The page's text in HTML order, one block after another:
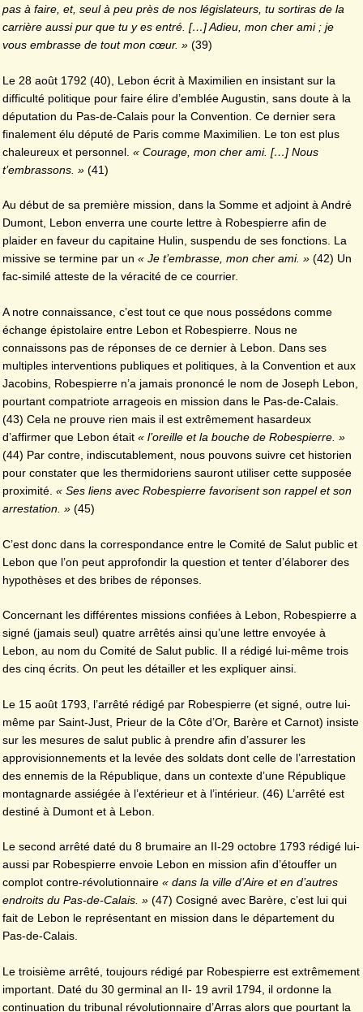
pas à faire, et, seul à peu près de nos législateurs, tu sortiras de la
carrière aussi pur que tu y es entré. […] Adieu, mon cher ami ; je
vous embrasse de tout mon cœur. » (39)
Le 28 août 1792 (40), Lebon écrit à Maximilien en insistant sur la
difficulté politique pour faire élire d’emblée Augustin, sans doute à la
députation du Pas-de-Calais pour la Convention. Ce dernier sera
finalement élu député de Paris comme Maximilien. Le ton est plus
chaleureux et personnel. « Courage, mon cher ami. […] Nous
t’embrassons. » (41)
Au début de sa première mission, dans la Somme et adjoint à André
Dumont, Lebon enverra une courte lettre à Robespierre afin de
plaider en faveur du capitaine Hulin, suspendu de ses fonctions. La
missive se termine par un « Je t’embrasse, mon cher ami. » (42) Un
fac-similé atteste de la véracité de ce courrier.
A notre connaissance, c’est tout ce que nous possédons comme
échange épistolaire entre Lebon et Robespierre. Nous ne
connaissons pas de réponses de ce dernier à Lebon. Dans ses
multiples interventions publiques et politiques, à la Convention et aux
Jacobins, Robespierre n’a jamais prononcé le nom de Joseph Lebon,
pourtant compatriote arrageois en mission dans le Pas-de-Calais.
(43) Cela ne prouve rien mais il est extrêmement hasardeux
d’affirmer que Lebon était « l’oreille et la bouche de Robespierre. »
(44) Par contre, indiscutablement, nous pouvons suivre cet historien
pour constater que les thermidoriens sauront utiliser cette supposée
proximité. « Ses liens avec Robespierre favorisent son rappel et son
arrestation. » (45)
C’est donc dans la correspondance entre le Comité de Salut public et
Lebon que l’on peut approfondir la question et tenter d’élaborer des
hypothèses et des bribes de réponses.
Concernant les différentes missions confiées à Lebon, Robespierre a
signé (jamais seul) quatre arrêtés ainsi qu’une lettre envoyée à
Lebon, au nom du Comité de Salut public. Il a rédigé lui-même trois
des cinq écrits. On peut les détailler et les expliquer ainsi.
Le 15 août 1793, l’arrêté rédigé par Robespierre (et signé, outre lui-
même par Saint-Just, Prieur de la Côte d’Or, Barère et Carnot) insiste
sur les mesures de salut public à prendre afin d’assurer les
approvisionnements et la levée des soldats dont celle de l’arrestation
des ennemis de la République, dans un contexte d’une République
montagnarde assiégée à l’extérieur et à l’intérieur. (46) L’arrêté est
destiné à Dumont et à Lebon.
Le second arrêté daté du 8 brumaire an II-29 octobre 1793 rédigé lui-
aussi par Robespierre envoie Lebon en mission afin d’étouffer un
complot contre-révolutionnaire « dans la ville d’Aire et en d’autres
endroits du Pas-de-Calais. » (47) Cosigné avec Barère, c’est lui qui
fait de Lebon le représentant en mission dans le département du
Pas-de-Calais.
Le troisième arrêté, toujours rédigé par Robespierre est extrêmement
important. Daté du 30 germinal an II- 19 avril 1794, il ordonne la
continuation du tribunal révolutionnaire d’Arras alors que pourtant la